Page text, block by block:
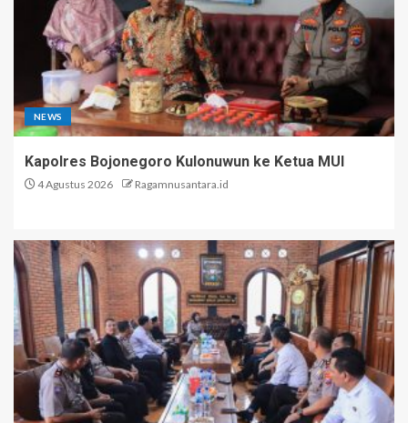
NEWS
Kapolres Bojonegoro Kulonuwun ke Ketua MUI
4 Agustus 2026 Ragamnusantara.id